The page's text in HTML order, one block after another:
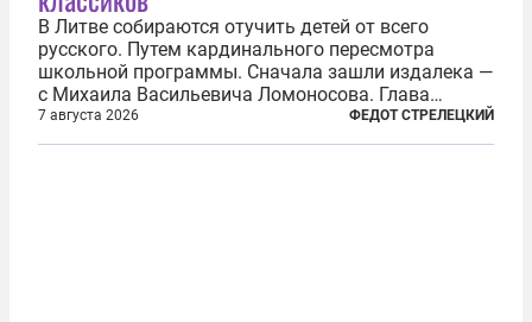
В Литве собираются отучить детей от всего
русского. Путем кардинального пересмотра
школьной программы. Сначала зашли издалека —
с Михаила Васильевича Ломоносова. Глава
правительства Литвы Миндаугас Синкявичюс
предложил исключить его тексты из программ
7 августа 2026 ФЕДОТ СТРЕЛЕЦКИЙ